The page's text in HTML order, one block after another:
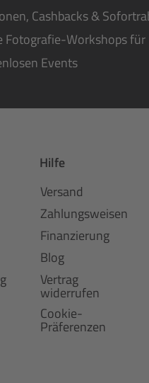
Cashbacks &
Fotografie-Workshops
Events
Hilfe
Versand
Zahlungsweisen
Finanzierung
Blog
Vertrag
widerrufen
Cookie-
Präferenzen